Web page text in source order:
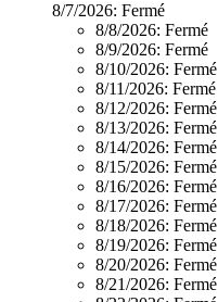
8/7/2026: Fermé
8/8/2026: Fermé
8/9/2026: Fermé
8/10/2026: Fermé
8/11/2026: Fermé
8/12/2026: Fermé
8/13/2026: Fermé
8/14/2026: Fermé
8/15/2026: Fermé
8/16/2026: Fermé
8/17/2026: Fermé
8/18/2026: Fermé
8/19/2026: Fermé
8/20/2026: Fermé
8/21/2026: Fermé